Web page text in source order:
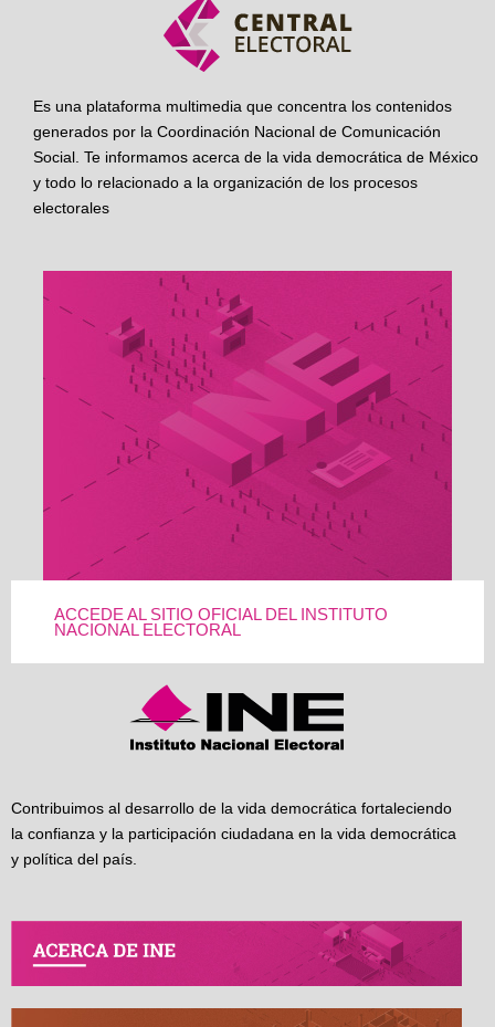
Es una plataforma multimedia que concentra los contenidos
generados por la Coordinación Nacional de Comunicación
Social. Te informamos acerca de la vida democrática de México
y todo lo relacionado a la organización de los procesos
electorales
ACCEDE AL SITIO OFICIAL DEL INSTITUTO
NACIONAL ELECTORAL
Contribuimos al desarrollo de la vida democrática fortaleciendo
la confianza y la participación ciudadana en la vida democrática
y política del país.